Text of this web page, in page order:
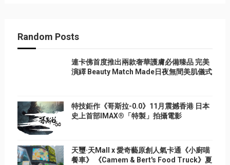
Random Posts
連卡佛首度推出兩款奢華護膚必備臻品 完美
演繹 Beauty Match Made日夜無間美肌儀式
特技鉅作《哥斯拉-0.0》11月震撼香港 日本
史上首部IMAX®「特製」拍攝電影
天璽·天Mall x 愛奇藝原創人氣卡通《小廚喵
餐車》 《Camem & Bert's Food Truck》夏